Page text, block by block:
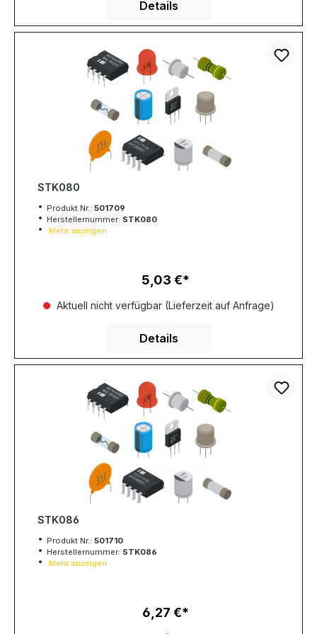
Details
STK080
Produkt Nr.: 501709
Herstellernummer: STK080
Mehr anzeigen
Regulärer Preis:
5,03 €
Aktuell nicht verfügbar (Lieferzeit auf Anfrage)
Details
STK086
Produkt Nr.: 501710
Herstellernummer: STK086
Mehr anzeigen
Regulärer Preis:
6,27 €